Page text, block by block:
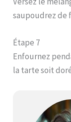
saupoudrez de
Étape 7
Enfournez
la tarte soit